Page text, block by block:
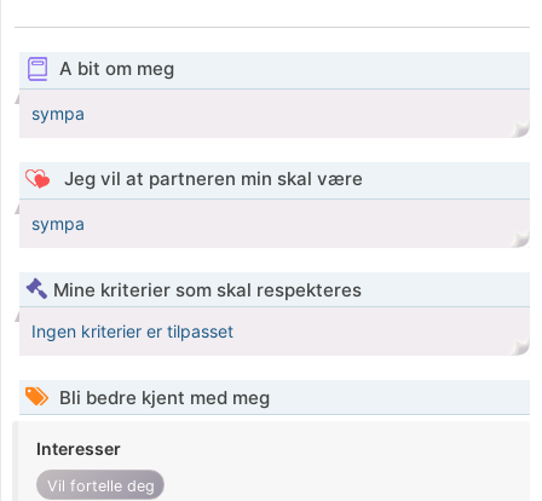
A bit om meg
sympa
Jeg vil at partneren min skal være
sympa
Mine kriterier som skal respekteres
Ingen kriterier er tilpasset
Bli bedre kjent med meg
Interesser
Vil fortelle deg